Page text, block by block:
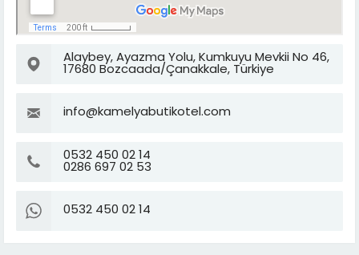
Alaybey, Ayazma Yolu, Kumkuyu Mevkii No 46,
17680 Bozcaada/Çanakkale, Türkiye
info@kamelyabutikotel.com
0532 450 02 14
0286 697 02 53
0532 450 02 14